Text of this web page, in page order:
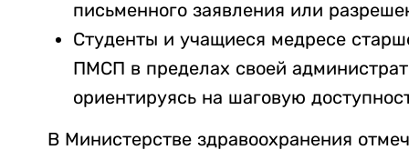
письменного заявления или
Студенты и учащиеся медресе
ПМСП в пределах своей
ориентируясь на шаговую
В Министерстве здравоохранения